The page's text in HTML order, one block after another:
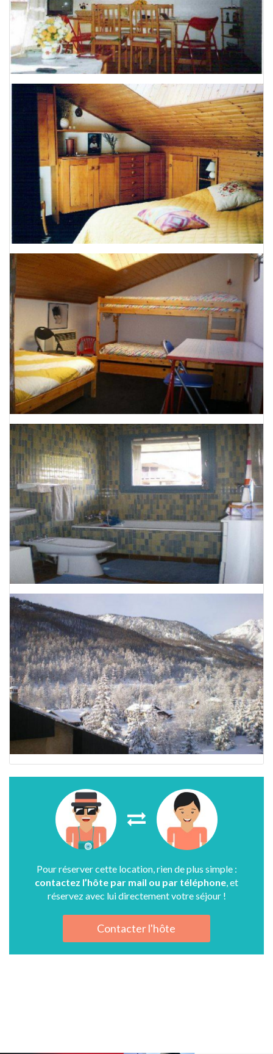
Pour réserver cette location, rien de plus simple :
contactez l’hôte par mail ou par téléphone , et
réservez avec lui directement votre séjour !
Contacter l'hôte